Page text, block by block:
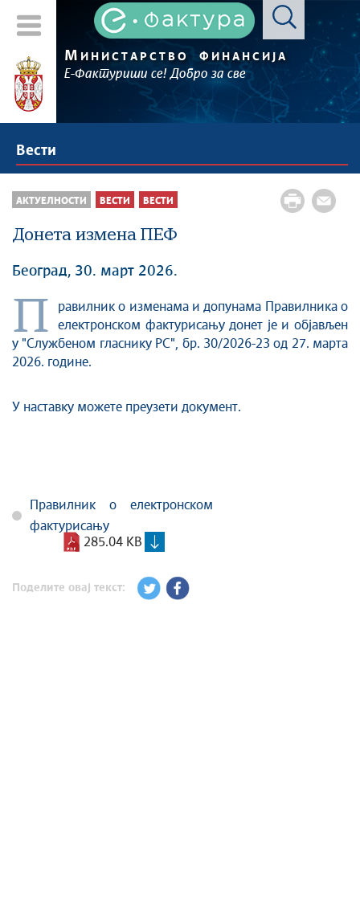
М ИНИСТАРСТВО ФИНАНСИЈА
Е-Фактуриши се! Добро за све
Вести
АКТУЕЛНОСТИ ВЕСТИ ВЕСТИ
Донета измена ПЕФ
Београд, 30. март 2026.
П
равилник о изменама и допунама Правилника о
електронском фактурисању донет је и објављен
у "Службеном гласнику РС", бр. 30/2026-23 од 27. марта
2026. године.
У наставку можете преузети документ.
Правилник о електронском
фактурисању
285.04 KB
Поделите овај текст: